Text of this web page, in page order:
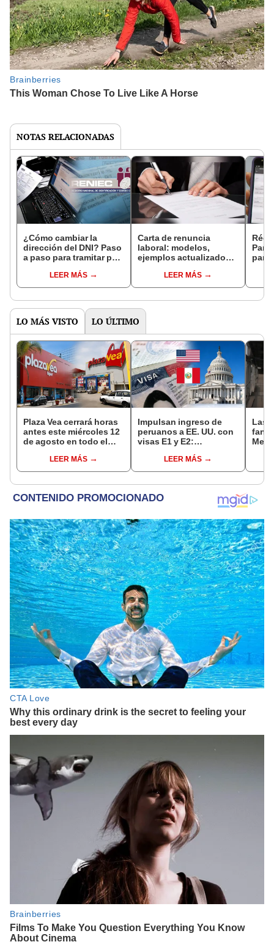
NOTAS RELACIONADAS
¿Cómo cambiar la
dirección del DNI? Paso
a paso para tramitar por
LEER MÁS
Carta de renuncia
laboral: modelos,
ejemplos actualizados
LEER MÁS
para
LO MÁS VISTO LO ÚLTIMO
Plaza Vea cerrará horas
antes este miércoles 12
de agosto en todo el
hasta las 7 p.m.
LEER MÁS
Impulsan ingreso de
peruanos a EE. UU. con
visas E1 y E2:
pymes serían los más
beneficiados
LEER MÁS
Las